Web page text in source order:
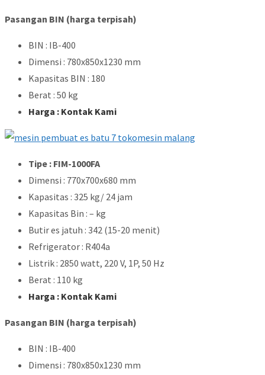
Pasangan BIN (harga terpisah)
BIN : IB-400
Dimensi : 780x850x1230 mm
Kapasitas BIN : 180
Berat : 50 kg
Harga : Kontak Kami
Tipe : FIM-1000FA
Dimensi : 770x700x680 mm
Kapasitas : 325 kg/ 24 jam
Kapasitas Bin : – kg
Butir es jatuh : 342 (15-20 menit)
Refrigerator : R404a
Listrik : 2850 watt, 220 V, 1P, 50 Hz
Berat : 110 kg
Harga : Kontak Kami
Pasangan BIN (harga terpisah)
BIN : IB-400
Dimensi : 780x850x1230 mm